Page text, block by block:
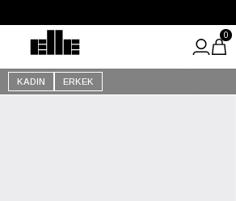
Kargo Ücretsiz!
KADIN ERKEK
0